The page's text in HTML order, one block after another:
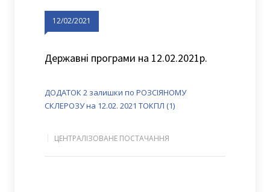
12/02/2021
Державні програми на 12.02.2021р.
ДОДАТОК 2 залишки по РОЗСІЯНОМУ
СКЛЕРОЗУ на 12.02. 2021 ТОКПЛ (1)
ЦЕНТРАЛІЗОВАНЕ ПОСТАЧАННЯ